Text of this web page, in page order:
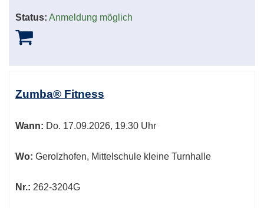
Status: Anmeldung möglich
Zumba® Fitness
Wann: Do. 17.09.2026, 19.30 Uhr
Wo: Gerolzhofen, Mittelschule kleine Turnhalle
Nr.: 262-3204G